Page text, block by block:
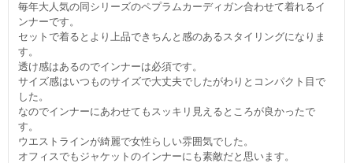
毎年大人気の同シリーズのペプラムカーディガン合わせて着れるイ
ンナーです。
セットで着るとより上品できちんと感のあるスタイリングになりま
す。
透け感はあるのでインナーは必須です。
サイズ感はいつものサイズで大丈夫でしたがわりとコンパクト目で
した。
なのでインナーにあわせてもスッキリ見えるところが良かったで
す。
ウエストラインが綺麗で女性らしい雰囲気でした。
オフィスでもジャケットのインナーにも素敵だと思います。